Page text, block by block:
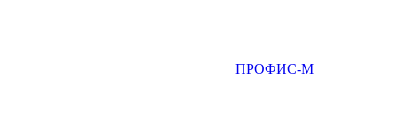
ПРОФИС-М